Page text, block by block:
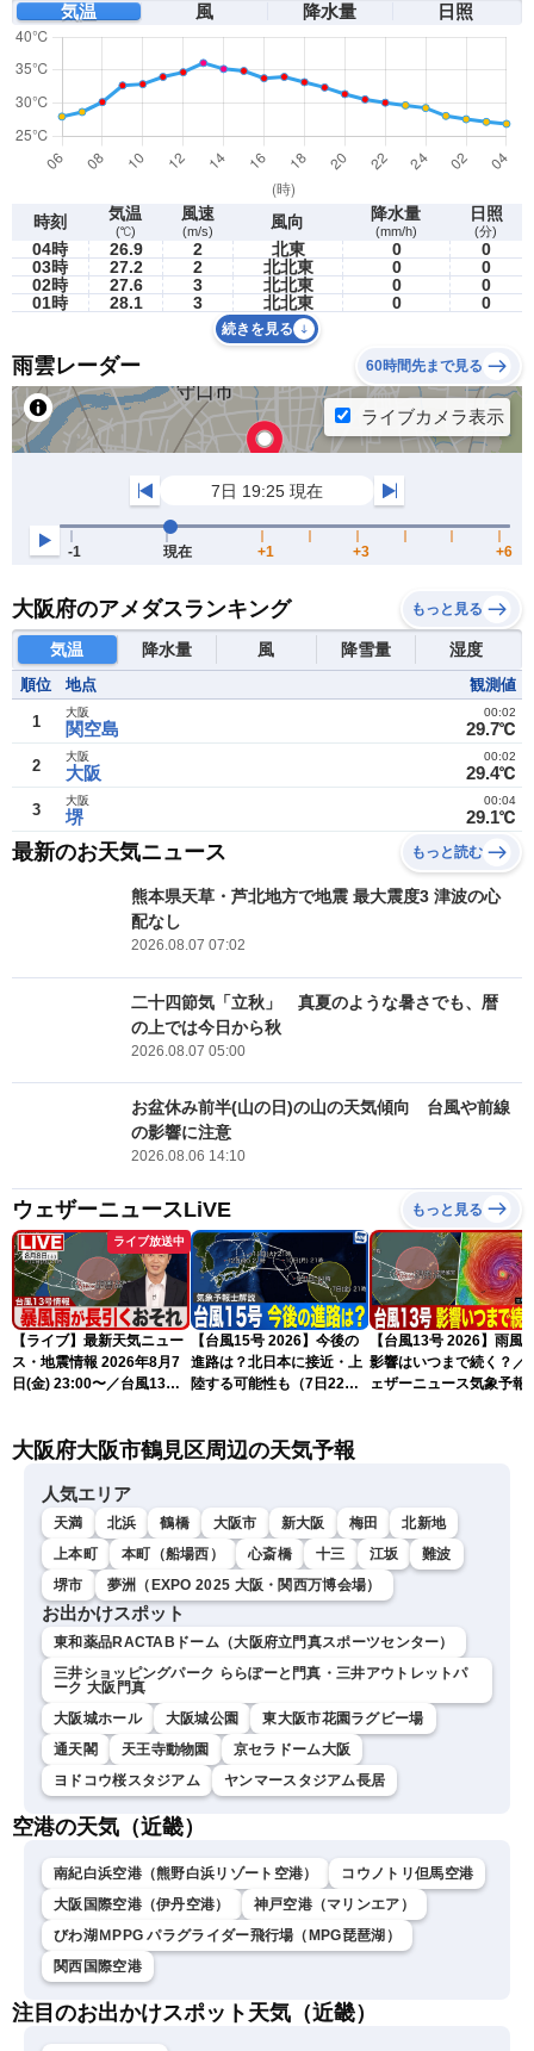
気温 風 降水量 日照
時刻 気温
(℃)
風速
(m/s) 風向 降水量
(mm/h)
日照
(分)
04時 26.9 2 北東 0
0
03時
27.2 2 北北東 0
0
02時
27.6 3 北北東 0
0
01時
28.1 3 北北東 0 0
続きを見る
雨雲レーダー 60時間先まで見る
大阪府のアメダスランキング もっと見る
気温 降水量 風 降雪量 湿度
順位 地点 観測値
1 関空島
大阪
29.7℃
00:02
2 大阪
大阪
29.4℃
00:02
3 堺
大阪
29.1℃
00:04
最新のお天気ニュース もっと読む
熊本県天草・芦北地方で地震 最大震度3 津波の心
配なし
2026.08.07 07:02
二十四節気「立秋」 真夏のような暑さでも、暦
の上では今日から秋
2026.08.07 05:00
お盆休み前半(山の日)の山の天気傾向 台風や前線
の影響に注意
2026.08.06 14:10
ウェザーニュースLiVE もっと見る
ライブ放送中
【ライブ】最新天気ニュー
ス・地震情報 2026年8月7
日(金) 23:00〜／台風13号
【台風15号 2026】今後の
進路は？北日本に接近・上
陸する可能性も（7日22時
【台風13号 2026】雨風
影響はいつまで続く？／
ェザーニュース気象予報
大阪府大阪市鶴見区周辺の天気予報
人気エリア
天満 北浜 鶴橋 大阪市 新大阪 梅田
北新地
上本町
本町（船場西） 心斎橋 十三 江坂
難波
堺市
夢洲（EXPO 2025 大阪・関西万博会場）
お出かけスポット
東和薬品RACTABドーム（大阪府立門真スポーツセンター）
三井ショッピングパーク ららぽーと門真・三井アウトレットパ
ーク 大阪門真
大阪城ホール
大阪城公園
東大阪市花園ラグビー場
通天閣
天王寺動物園
京セラドーム大阪
ヨドコウ桜スタジアム
ヤンマースタジアム長居
空港の天気（近畿）
南紀白浜空港（熊野白浜リゾート空港）
コウノトリ但馬空港
大阪国際空港（伊丹空港）
神戸空港（マリンエア）
びわ湖ＭPPG パラグライダー飛行場（MPG琵琶湖）
関西国際空港
注目のお出かけスポット天気（近畿）